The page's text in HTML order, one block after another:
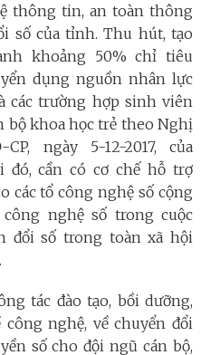
thông tin, an toàn thông
số của tỉnh. Thu hút, tạo
khoảng 50% chỉ tiêu
dụng nguồn nhân lực
các trường hợp sinh viên
bộ khoa học trẻ theo Nghị
ngày 5-12-2017, của
đó, cần có cơ chế hỗ trợ
các tổ công nghệ số cộng
nghệ số trong cuộc
đổi số trong toàn xã hội
tác đào tạo, bồi dưỡng,
nghệ, về chuyển đổi
số cho đội ngũ cán bộ,